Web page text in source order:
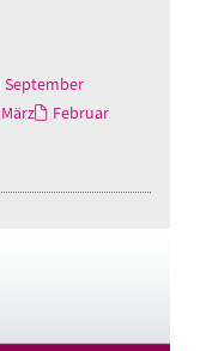
September
März
Februar